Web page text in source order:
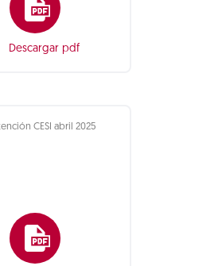
Descargar pdf
CESI abril 2025